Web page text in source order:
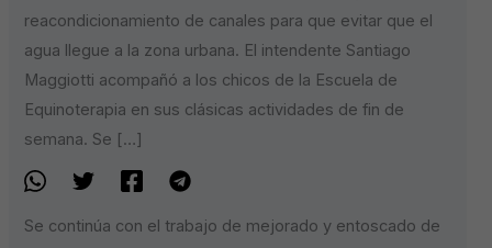
reacondicionamiento de canales para que evitar que el
agua llegue a la zona urbana. El intendente Santiago
Maggiotti acompañó a los chicos de la Escuela de
Equinoterapia en sus clásicas actividades de fin de
semana. Se […]
Se continúa con el trabajo de mejorado y entoscado de